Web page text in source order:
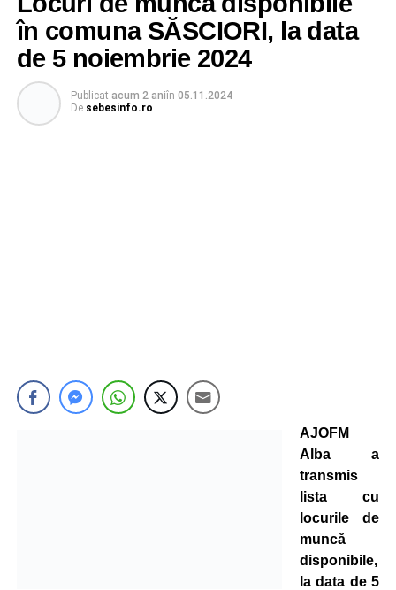
în comuna SĂSCIORI, la data
de 5 noiembrie 2024
Publicat acum 2 aniîn 05.11.2024
De sebesinfo.ro
AJOFM
Alba a
transmis
lista cu
locurile de
muncă
disponibile,
la data de 5